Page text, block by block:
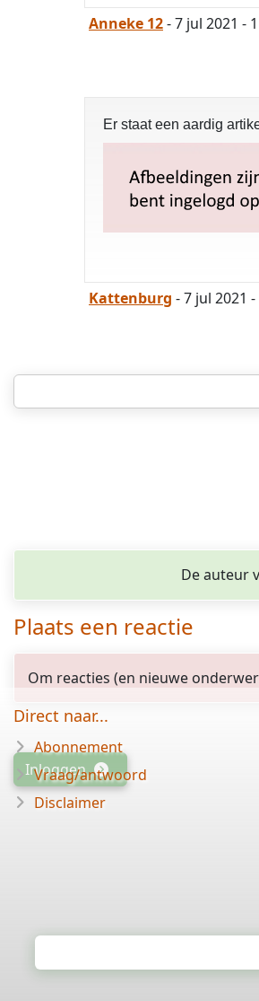
Anneke 12- 7 jul 2021 -
Er staat een aardig
Kattenburg - 7 jul 2021
De auteur
Plaats een reactie
Om reacties (en nieuwe
Inloggen
Direct naar...
Abonnement
Vraag/antwoord
Disclaimer